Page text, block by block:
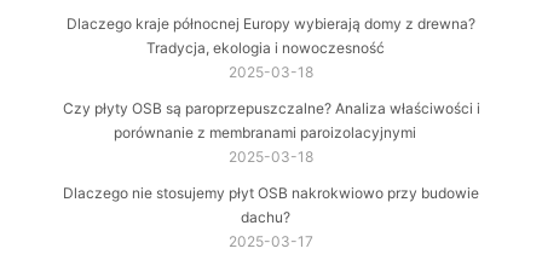
Dlaczego kraje północnej Europy wybierają domy z drewna?
Tradycja, ekologia i nowoczesność
2025-03-18
Czy płyty OSB są paroprzepuszczalne? Analiza właściwości i
porównanie z membranami paroizolacyjnymi
2025-03-18
Dlaczego nie stosujemy płyt OSB nakrokwiowo przy budowie
dachu?
2025-03-17